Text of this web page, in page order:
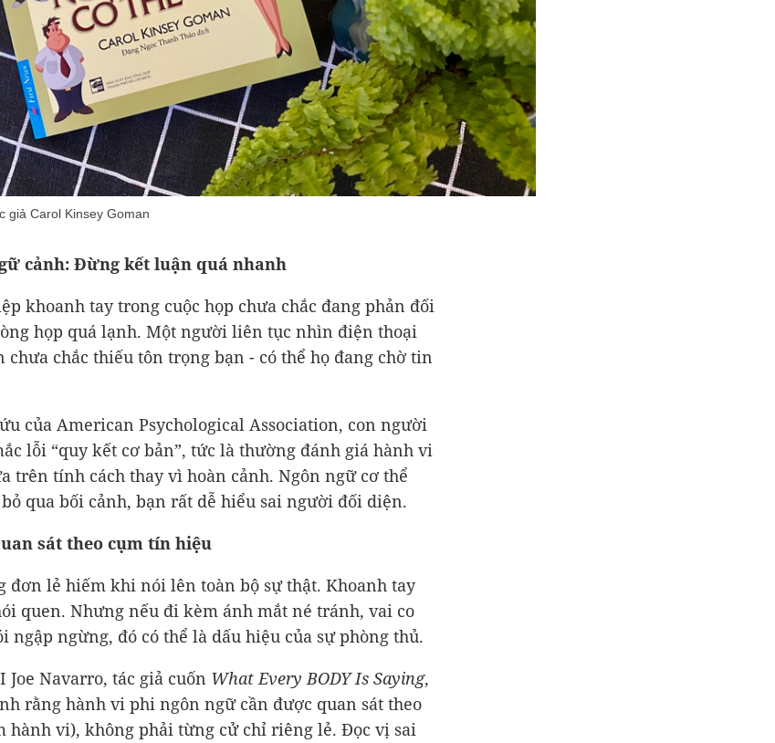
giả Carol Kinsey Goman
cảnh: Đừng kết luận quá nhanh
khoanh tay trong cuộc họp chưa chắc đang phản đối
họp quá lạnh. Một người liên tục nhìn điện thoại
chắc thiếu tôn trọng bạn - có thể họ đang chờ tin
của American Psychological Association, con người
lỗi “quy kết cơ bản”, tức là thường đánh giá hành vi
trên tính cách thay vì hoàn cảnh. Ngôn ngữ cơ thể
qua bối cảnh, bạn rất dễ hiểu sai người đối diện.
sát theo cụm tín hiệu
đơn lẻ hiếm khi nói lên toàn bộ sự thật. Khoanh tay
quen. Nhưng nếu đi kèm ánh mắt né tránh, vai co
ngập ngừng, đó có thể là dấu hiệu của sự phòng thủ.
Joe Navarro, tác giả cuốn What Every BODY Is Saying,
rằng hành vi phi ngôn ngữ cần được quan sát theo
hành vi), không phải từng cử chỉ riêng lẻ. Đọc vị sai